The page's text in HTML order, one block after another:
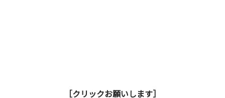
［クリックお願いします］